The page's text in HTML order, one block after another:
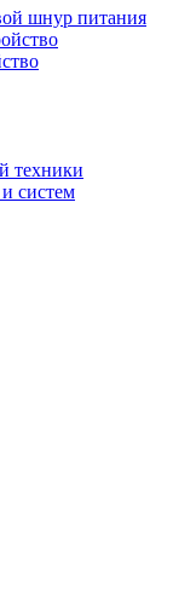
шнур питания
техники
систем